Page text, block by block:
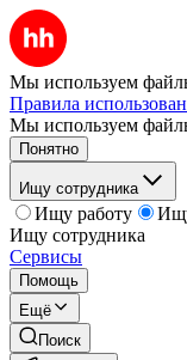
Мы используем
Правила
Мы используем
Понятно
Ищу сотрудника
Ищу работу
Ищу сотрудника
Сервисы
Помощь
Ещё
Поиск